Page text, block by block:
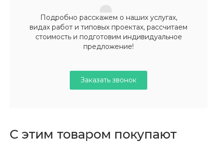
Подробно расскажем о наших услугах,
видах работ и типовых проектах, рассчитаем
стоимость и подготовим индивидуальное
предложение!
Заказать звонок
С этим товаром покупают